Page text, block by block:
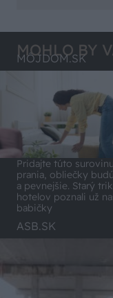
MOHLO BY
MÔJDOM.SK
Pridajte túto
prania, obliečky
a pevnejšie. Starý
hotelov poznali už
babičky
ASB.SK